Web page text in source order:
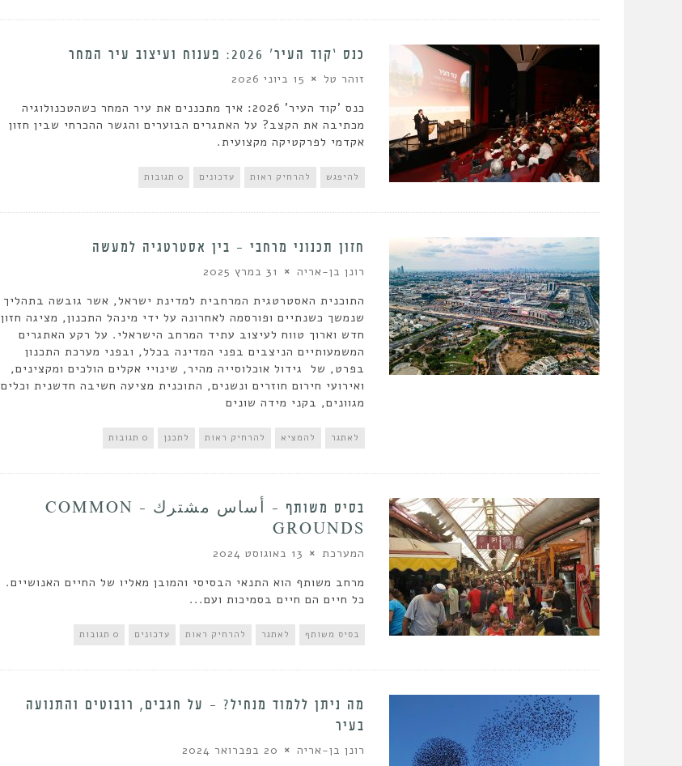
כנס ‘קוד העיר’ 2026: פענוח ועיצוב עיר המחר
זוהר טל 15 ביוני 2026
כנס 'קוד העיר' 2026: איך מתכננים את עיר המחר כשהטכנולוגיה
מכתיבה את הקצב? על האתגרים הבוערים והגשר ההכרחי שבין חזון
אקדמי לפרקטיקה מקצועית.
להיפגש להרחיק ראות עדכונים 0 תגובות
חזון תכנוני מרחבי – בין אסטרטגיה למעשה
רונן בן-אריה 31 במרץ 2025
התוכנית האסטרטגית המרחבית למדינת ישראל, אשר גובשה בתהליך
שנמשך כשנתיים ופורסמה לאחרונה על ידי מינהל התכנון, מציגה חזון
חדש וארוך טווח לעיצוב עתיד המרחב הישראלי. על רקע האתגרים
המשמעותיים הניצבים בפני המדינה בכלל, ובפני מערכת התכנון
בפרט, של גידול אוכלוסייה מהיר, שינויי אקלים הולכים ומקצינים,
ואירועי חירום חוזרים ונשנים, התוכנית מציעה חשיבה חדשנית וכלים
מגוונים, בקני מידה שונים
לאתגר להמציא להרחיק ראות לתכנן 0 תגובות
בסיס משותף – أساس مشترك – COMMON
GROUNDS
המערכת 13 באוגוסט 2024
מרחב משותף הוא התנאי הבסיסי והמובן מאליו של החיים האנושיים.
כל חיים הם חיים בסמיכות ועם...
בסיס משותף לאתגר להרחיק ראות עדכונים 0 תגובות
מה ניתן ללמוד מנחיל? – על חגבים, רובוטים והתנועה
בעיר
רונן בן-אריה 20 בפברואר 2024